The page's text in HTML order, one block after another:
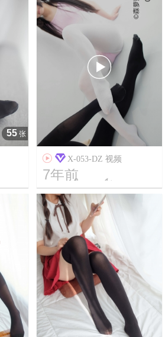
55 张

 X-053-DZ 视频
7年前
9 32107